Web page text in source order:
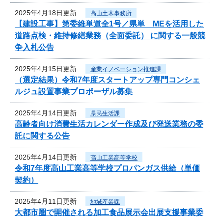
2025年4月18日更新 高山土木事務所
【建設工事】第委維単道全1号／県単 MEを活用した
道路点検・維持修繕業務（全面委託） に関する一般競
争入札公告
2025年4月15日更新 産業イノベーション推進課
（選定結果）令和7年度スタートアップ専門コンシェ
ルジュ設置事業プロポーザル募集
2025年4月14日更新 県民生活課
高齢者向け消費生活カレンダー作成及び発送業務の委
託に関する公告
2025年4月14日更新 高山工業高等学校
令和7年度高山工業高等学校プロパンガス供給（単価
契約）
2025年4月11日更新 地域産業課
大都市圏で開催される加工食品展示会出展支援事業委